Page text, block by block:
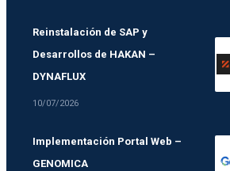
Reinstalación de SAP y
Desarrollos de HAKAN –
DYNAFLUX
10/07/2026
Implementación Portal Web –
GENOMICA